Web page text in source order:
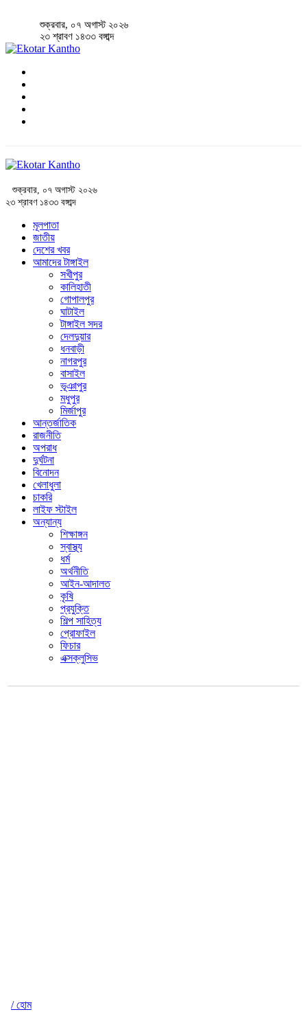
শুক্রবার, ০৭ অগাস্ট ২০২৬
২৩ শ্রাবণ ১৪৩৩ বঙ্গাব্দ
শুক্রবার, ০৭ অগাস্ট ২০২৬
২৩ শ্রাবণ ১৪৩৩ বঙ্গাব্দ
মূলপাতা
জাতীয়
দেশের খবর
আমাদের টাঙ্গাইল
সখীপুর
কালিহাতী
গোপালপুর
ঘাটাইল
টাঙ্গাইল সদর
দেলদুয়ার
ধনবাড়ী
নাগরপুর
বাসাইল
ভূঞাপুর
মধুপুর
মির্জাপুর
আন্তর্জাতিক
রাজনীতি
অপরাধ
দুর্ঘটনা
বিনোদন
খেলাধুলা
চাকরি
লাইফ স্টাইল
অন্যান্য
শিক্ষাঙ্গন
স্বাস্থ্য
ধর্ম
অর্থনীতি
আইন-আদালত
কৃষি
প্রযুক্তি
শিল্প সাহিত্য
প্রোফাইল
ফিচার
এক্সক্লুসিভ
/ হোম